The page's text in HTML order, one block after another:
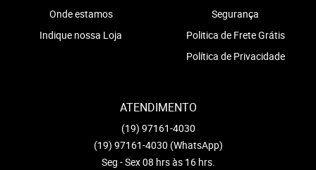
Onde estamos
Indique nossa Loja
Segurança
Politica de Frete Grátis
Política de Privacidade
ATENDIMENTO
(19) 97161-4030
(19) 97161-4030 (WhatsApp)
Seg - Sex 08 hrs às 16 hrs.